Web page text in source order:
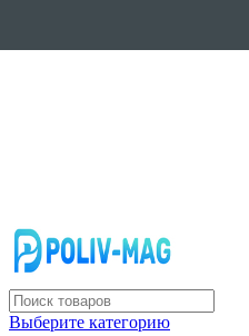
Выберите категорию